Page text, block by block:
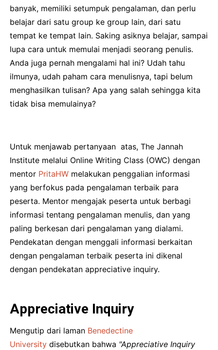
banyak, memiliki setumpuk pengalaman, dan perlu
belajar dari satu group ke group lain, dari satu
tempat ke tempat lain. Saking asiknya belajar, sampai
lupa cara untuk memulai menjadi seorang penulis.
Anda juga pernah mengalami hal ini? Udah tahu
ilmunya, udah paham cara menulisnya, tapi belum
menghasilkan tulisan? Apa yang salah sehingga kita
tidak bisa memulainya?
Untuk menjawab pertanyaan atas, The Jannah
Institute melalui Online Writing Class (OWC) dengan
mentor PritaHW melakukan penggalian informasi
yang berfokus pada pengalaman terbaik para
peserta. Mentor mengajak peserta untuk berbagi
informasi tentang pengalaman menulis, dan yang
paling berkesan dari pengalaman yang dialami.
Pendekatan dengan menggali informasi berkaitan
dengan pengalaman terbaik peserta ini dikenal
dengan pendekatan appreciative inquiry.
Appreciative Inquiry
Mengutip dari laman Benedectine
University disebutkan bahwa "Appreciative Inquiry